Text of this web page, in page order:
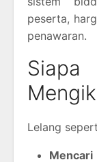
peserta,
penawaran.
Lelang